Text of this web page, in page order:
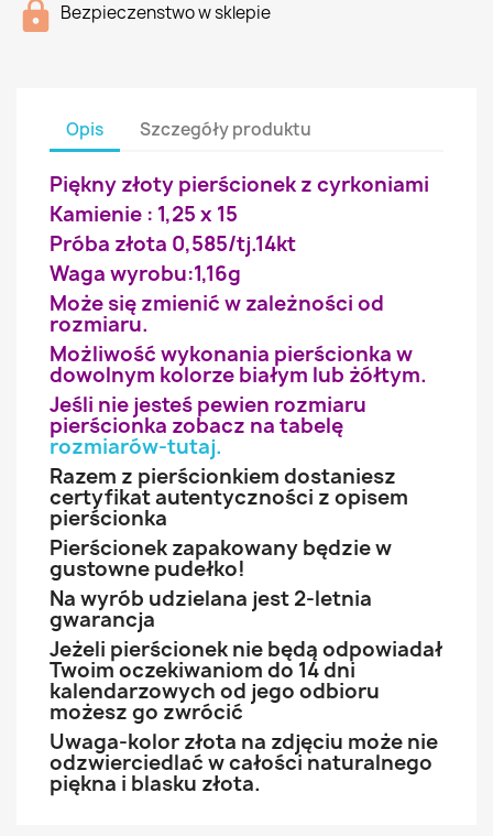
Bezpieczenstwo w sklepie
Opis Szczegóły produktu
Piękny złoty pierścionek z cyrkoniami
Kamienie : 1,25 x 15
Próba złota 0,585/tj.14kt
Waga wyrobu:1,16g
Może się zmienić w zależności od
rozmiaru.
Możliwość wykonania pierścionka w
dowolnym kolorze białym lub żółtym.
Jeśli nie jesteś pewien rozmiaru
pierścionka zobacz na tabelę
rozmiarów-tutaj.
Razem z pierścionkiem dostaniesz
certyfikat autentyczności z opisem
pierścionka
Pierścionek zapakowany będzie w
gustowne pudełko!
Na wyrób udzielana jest 2-letnia
gwarancja
Jeżeli pierścionek nie będą odpowiadał
Twoim oczekiwaniom do 14 dni
kalendarzowych od jego odbioru
możesz go zwrócić
Uwaga-kolor złota na zdjęciu może nie
odzwierciedlać w całości naturalnego
piękna i blasku złota.